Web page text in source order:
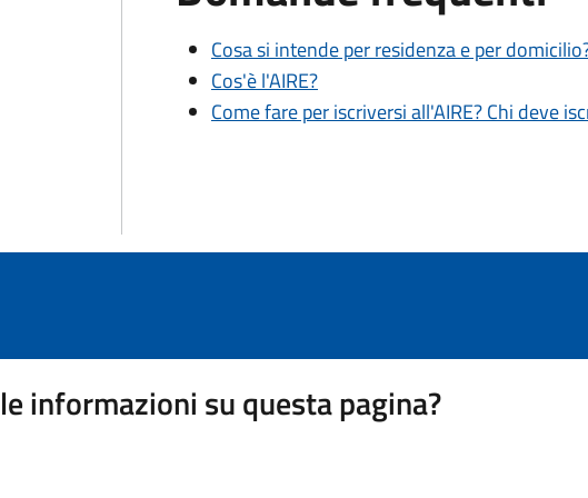
Cosa si intende per residenza e per
Cos'è l'AIRE?
Come fare per iscriversi all'AIRE? Chi deve
informazioni su questa pagina?